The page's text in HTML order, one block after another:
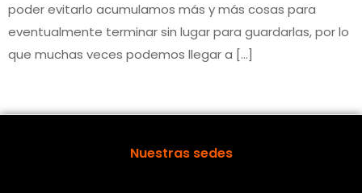
poder evitarlo acumulamos más y más cosas para
eventualmente terminar sin lugar para guardarlas, por lo
que muchas veces podemos llegar a […]
Nuestras sedes